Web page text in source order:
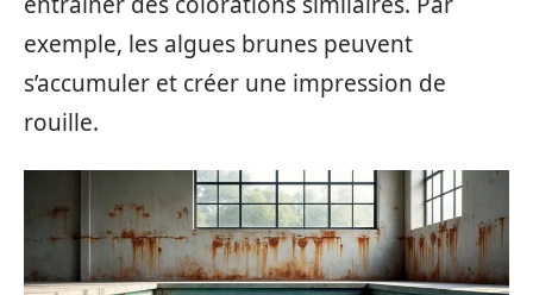
exemple, les algues brunes peuvent
s’accumuler et créer une impression de
rouille.